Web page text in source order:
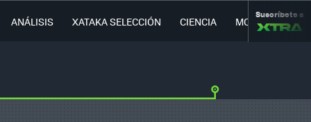
ANÁLISIS XATAKA SELECCIÓN CIENCIA MOVILIDAD
Suscríbete a